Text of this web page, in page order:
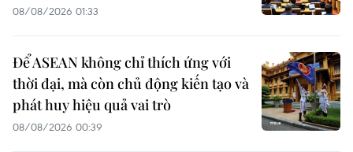
08/08/2026 01:33
Để ASEAN không chỉ thích ứng với
thời đại, mà còn chủ động kiến tạo và
phát huy hiệu quả vai trò
08/08/2026 00:39